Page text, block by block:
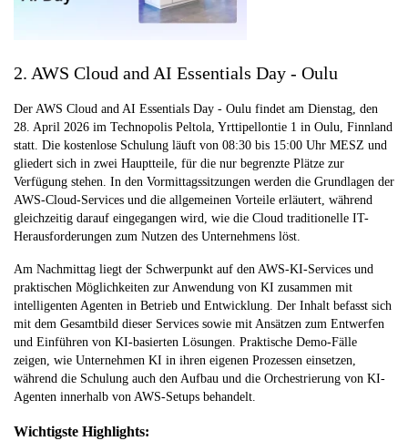
2. AWS Cloud and AI Essentials Day - Oulu
Der AWS Cloud and AI Essentials Day - Oulu findet am Dienstag, den
28. April 2026 im Technopolis Peltola, Yrttipellontie 1 in Oulu, Finnland
statt. Die kostenlose Schulung läuft von 08:30 bis 15:00 Uhr MESZ und
gliedert sich in zwei Hauptteile, für die nur begrenzte Plätze zur
Verfügung stehen. In den Vormittagssitzungen werden die Grundlagen der
AWS-Cloud-Services und die allgemeinen Vorteile erläutert, während
gleichzeitig darauf eingegangen wird, wie die Cloud traditionelle IT-
Herausforderungen zum Nutzen des Unternehmens löst.
Am Nachmittag liegt der Schwerpunkt auf den AWS-KI-Services und
praktischen Möglichkeiten zur Anwendung von KI zusammen mit
intelligenten Agenten in Betrieb und Entwicklung. Der Inhalt befasst sich
mit dem Gesamtbild dieser Services sowie mit Ansätzen zum Entwerfen
und Einführen von KI-basierten Lösungen. Praktische Demo-Fälle
zeigen, wie Unternehmen KI in ihren eigenen Prozessen einsetzen,
während die Schulung auch den Aufbau und die Orchestrierung von KI-
Agenten innerhalb von AWS-Setups behandelt.
Wichtigste Highlights: